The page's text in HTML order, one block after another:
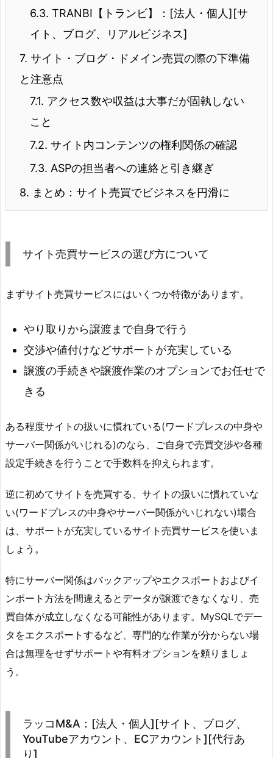
6.3. TRANBI【トランビ】：[法人・個人][サ
イト、ブログ、リアルビジネス]
7. サイト・ブログ・ドメイン売買の際の下準備
と注意点
7.1. アクセス数や収益は大事だが固執しない
こと
7.2. サイト内コンテンツの権利関係の確認
7.3. ASPの担当者への連絡と引き継ぎ
8. まとめ：サイト売買でビジネスを円滑に
サイト売買サービスの選び方について
まずサイト売買サービスにはいくつか特徴があります。
やり取りから譲渡まで自身で行う
交渉や値付けなどサポートが充実している
譲渡の手続きや譲渡作業のオプションでお任せで
きる
ある程度サイトの扱いに慣れている(ワードプレスの中身や
サーバー関係がいじれる)のなら、ご自身で売買交渉や各種
設定手続きを行うことで手数料を抑えられます。
逆に初めてサイトを売買する、サイトの扱いに慣れていな
い(ワードプレスの中身やサーバー関係がいじれない)場合
は、サポートが充実しているサイト売買サービスを使いま
しょう。
特にサーバー関係はバックアップやエクスポートおよびイ
ンポート方法を間違えるとデータが譲渡できなくなり、売
買自体が成立しなくなる可能性があります。MySQLでデー
タをエクスポートするなど、専門的な作業が分からない場
合は無理をせずサポートや有料オプションを頼りましょ
う。
ラッコM&A：[法人・個人][サイト、ブログ、
YouTubeアカウント、ECアカウント][代行あ
り]